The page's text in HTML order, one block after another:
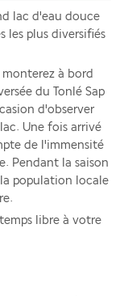
lac d'eau douce
les plus diversifiés
monterez à bord
du Tonlé Sap
d'observer
Une fois arrivé
de l'immensité
Pendant la saison
population locale
libre à votre